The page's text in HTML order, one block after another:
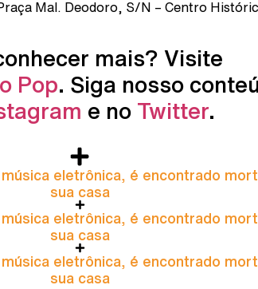
Mal. Deodoro, S/N – Centro
mais? Visite
Pop. Siga nosso
e no Twitter.
música eletrônica, é encontrado
sua casa
música eletrônica, é encontrado
sua casa
música eletrônica, é encontrado
sua casa